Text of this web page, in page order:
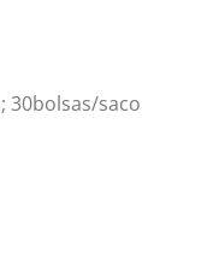
30bolsas/saco